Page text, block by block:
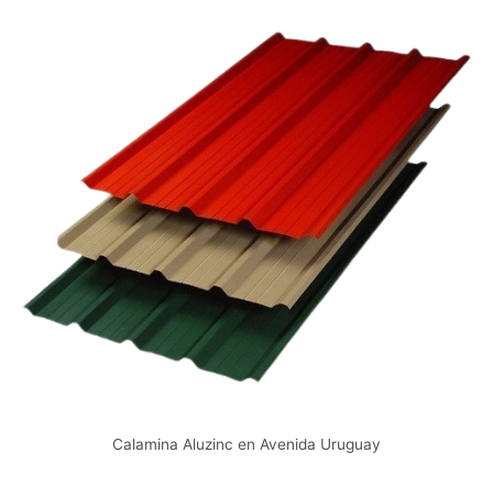
Calamina Aluzinc en Avenida Uruguay